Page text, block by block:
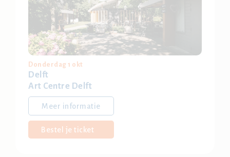
Donderdag 1 okt
Delft
Art Centre Delft
Meer informatie
Bestel je ticket